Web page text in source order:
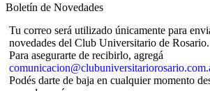
Boletín de Novedades
Tu correo será utilizado únicamente para
novedades del Club Universitario de Rosario.
Para asegurarte de recibirlo, agregá
Podés darte de baja en cualquier momento